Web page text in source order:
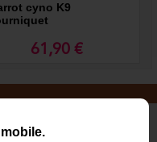
cyno K9
61,90 €
avec votre chien